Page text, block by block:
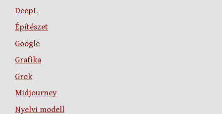
DeepL
Építészet
Google
Grafika
Grok
Midjourney
Nyelvi modell